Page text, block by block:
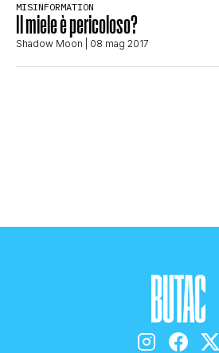
STORIA E CITAZIONI
TRUFFE E SOCIAL NETWORK
MISINFORMATION
Il miele è pericoloso?
Shadow Moon | 08 mag 2017